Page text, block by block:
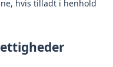
hvis tilladt i henhold